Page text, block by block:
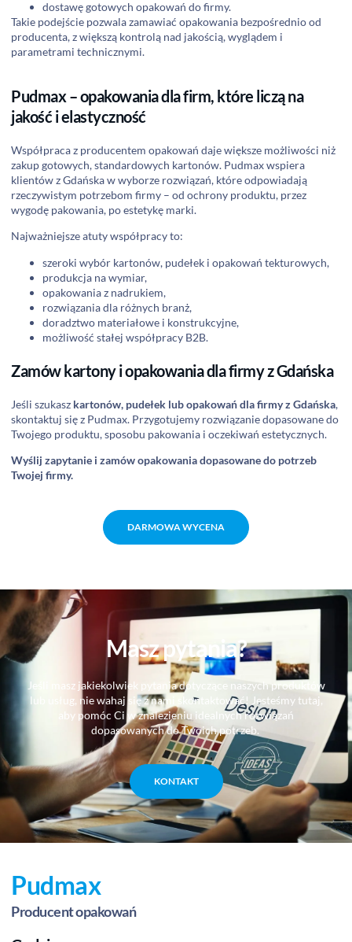
dostawę gotowych opakowań do firmy.
Takie podejście pozwala zamawiać opakowania bezpośrednio od
producenta, z większą kontrolą nad jakością, wyglądem i
parametrami technicznymi.
Pudmax – opakowania dla firm, które liczą na
jakość i elastyczność
Współpraca z producentem opakowań daje większe możliwości niż
zakup gotowych, standardowych kartonów. Pudmax wspiera
klientów z Gdańska w wyborze rozwiązań, które odpowiadają
rzeczywistym potrzebom firmy – od ochrony produktu, przez
wygodę pakowania, po estetykę marki.
Najważniejsze atuty współpracy to:
szeroki wybór kartonów, pudełek i opakowań tekturowych,
produkcja na wymiar,
opakowania z nadrukiem,
rozwiązania dla różnych branż,
doradztwo materiałowe i konstrukcyjne,
możliwość stałej współpracy B2B.
Zamów kartony i opakowania dla firmy z Gdańska
Jeśli szukasz kartonów, pudełek lub opakowań dla firmy z Gdańska,
skontaktuj się z Pudmax. Przygotujemy rozwiązanie dopasowane do
Twojego produktu, sposobu pakowania i oczekiwań estetycznych.
Wyślij zapytanie i zamów opakowania dopasowane do potrzeb
Twojej firmy.
DARMOWA WYCENA
Masz pytania?
Jeśli masz jakiekolwiek pytania dotyczące naszych produktów
lub usług, nie wahaj się z nami skontaktować! Jesteśmy tutaj,
aby pomóc Ci w znalezieniu idealnych rozwiązań
dopasowanych do Twoich potrzeb.
KONTAKT
Pudmax
Producent opakowań